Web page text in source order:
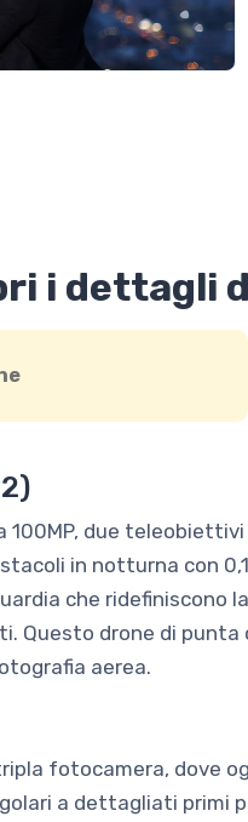
i dettagli
due
in notturna con
che ridefiniscono
Questo drone di
aerea.
fotocamera, dove
a dettagliati